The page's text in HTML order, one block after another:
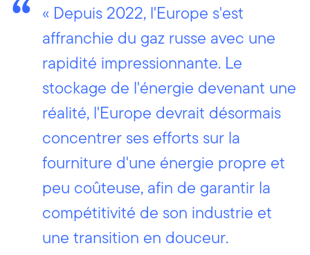
« Depuis 2022, l'Europe s'est
affranchie du gaz russe avec une
rapidité impressionnante. Le
stockage de l'énergie devenant une
réalité, l'Europe devrait désormais
concentrer ses efforts sur la
fourniture d'une énergie propre et
peu coûteuse, afin de garantir la
compétitivité de son industrie et
une transition en douceur.